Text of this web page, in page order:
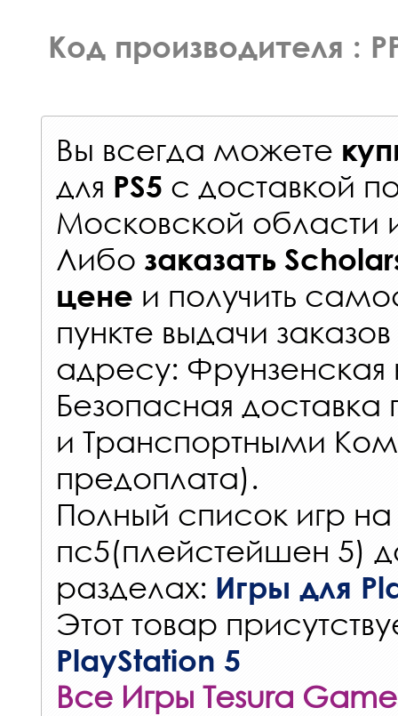
Код производителя :
Вы всегда можете
для PS5 с доставкой
Московской области
Либо заказать
цене и получить
пункте выдачи заказов
адресу: Фрунзенская
Безопасная
и Транспортными
предоплата).
Полный список игр на
пс5(плейстейшен 5)
разделах: Игры для
Этот товар
PlayStation 5
Все Игры Tesura